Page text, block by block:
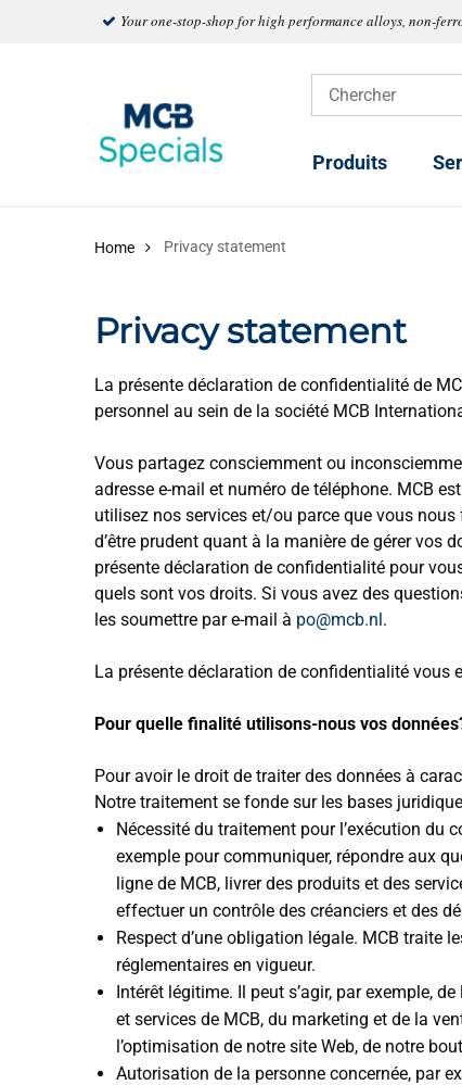
Your one-stop-shop for high performance alloys, non-
Produits
Home Privacy statement
Privacy statement
La présente déclaration de confidentialité de
personnel au sein de la société MCB
Vous partagez consciemment ou
adresse e-mail et numéro de téléphone. MCB
utilisez nos services et/ou parce que vous
d’être prudent quant à la manière de gérer vos
présente déclaration de confidentialité pour
quels sont vos droits. Si vous avez des
les soumettre par e-mail à po@mcb.nl.
La présente déclaration de confidentialité vous
Pour quelle finalité utilisons-nous vos
Pour avoir le droit de traiter des données à
Notre traitement se fonde sur les bases
Nécessité du traitement pour l’exécution du
exemple pour communiquer, répondre aux
ligne de MCB, livrer des produits et des
effectuer un contrôle des créanciers et des
Respect d’une obligation légale. MCB traite
réglementaires en vigueur.
Intérêt légitime. Il peut s’agir, par exemple,
et services de MCB, du marketing et de la
l’optimisation de notre site Web, de notre
Autorisation de la personne concernée, par